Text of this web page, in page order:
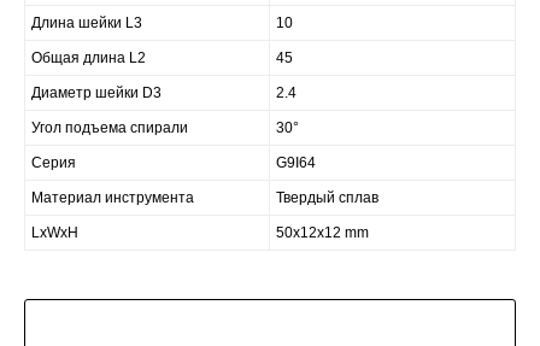
Длина шейки L3 10
Общая длина L2 45
Диаметр шейки D3 2.4
Угол подъема спирали 30°
Серия G9I64
Материал инструмента Твердый сплав
LxWxH 50x12x12 mm